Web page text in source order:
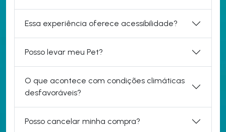
Essa experiência oferece acessibilidade?
Posso levar meu Pet?
O que acontece com condições climáticas
desfavoráveis?
Posso cancelar minha compra?